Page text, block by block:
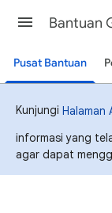
Bantuan
Pusat Bantuan
Kunjungi Halaman
informasi yang
agar dapat